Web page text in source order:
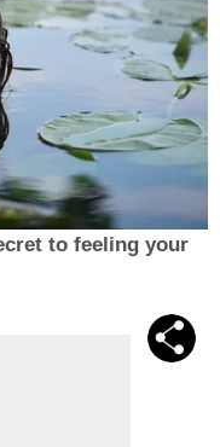
to feeling your